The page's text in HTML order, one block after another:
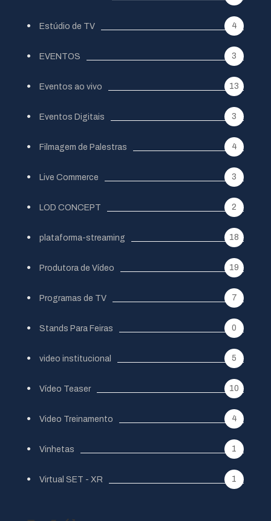
Estúdio de TV 4
EVENTOS 3
Eventos ao vivo 13
Eventos Digitais 3
Filmagem de Palestras 4
Live Commerce 3
LOD CONCEPT 2
plataforma-streaming 18
Produtora de Vídeo 19
Programas de TV 7
Stands Para Feiras 0
video institucional 5
Vídeo Teaser 10
Video Treinamento 4
Vinhetas 1
Virtual SET - XR 1